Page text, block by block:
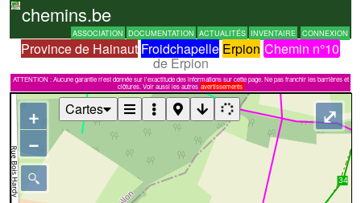
chemins.be
ASSOCIATION DOCUMENTATION ACTUALITÉS INVENTAIRE CONNEXION
Province de Hainaut Froidchapelle Erpion Chemin n°10
de Erpion
ATTENTION : Aucune garantie n'est donnée sur l'exactitude des informations sur cette page. Ne pas franchir les barrières et
clôtures. Voir aussi les autres avertissements
+
−
⤢
Cartes